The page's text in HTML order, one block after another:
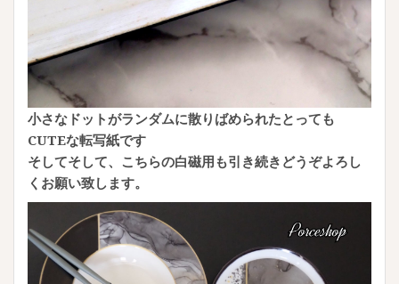
小さなドットがランダムに散りばめられたとっても
CUTEな転写紙です
そしてそして、こちらの白磁用も引き続きどうぞよろし
くお願い致します。